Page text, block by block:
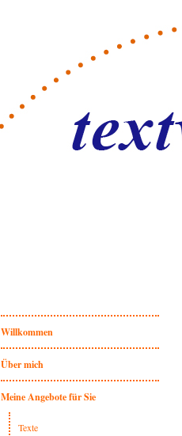
Willkommen
Über mich
Meine Angebote für Sie
Texte